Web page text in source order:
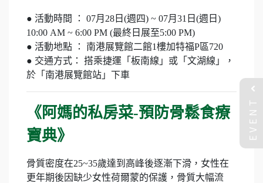
● 活動時間 ： 07月28日(週四) ~ 07月31日(週日)
10:00 AM ~ 6:00 PM (最終日展至5:00 PM)
● 活動地點 ： 南港展覽館二館1樓加特福P區720
● 交通方式： 搭乘捷運「板南線」或「文湖線」，
於「南港展覽館站」下車
《阿媽的私房菜-預防骨鬆食療
寶典》
骨質密度在25~35歲達到高峰後逐漸下滑，女性在
更年期後因缺少女性荷爾蒙的保護，骨質大幅流
EVENT